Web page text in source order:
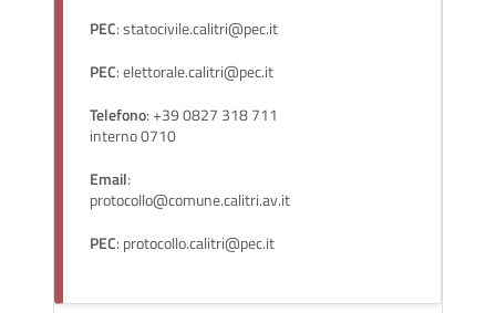
PEC: statocivile.calitri@pec.it
PEC: elettorale.calitri@pec.it
Telefono: +39 0827 318 711
interno 0710
Email:
protocollo@comune.calitri.av.it
PEC: protocollo.calitri@pec.it